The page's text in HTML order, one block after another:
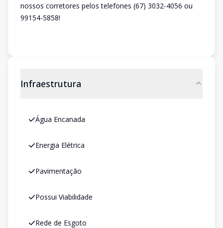
nossos corretores pelos telefones (67) 3032-4056 ou
99154-5858!
Infraestrutura
Água Encanada
Energia Elétrica
Pavimentação
Possui Viabilidade
Rede de Esgoto